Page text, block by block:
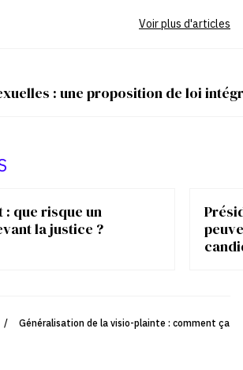
: une proposition de loi
Voir plus d'articles
: que risque un
la justice ?
/
Généralisation de la visio-plainte : comment ça